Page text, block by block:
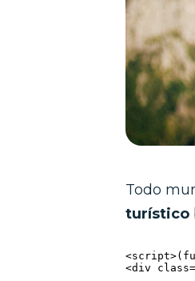
Todo
turístico
<div